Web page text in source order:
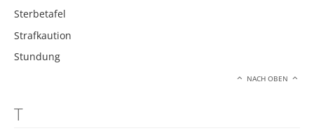
Sterbetafel
Strafkaution
Stundung
NACH OBEN
T